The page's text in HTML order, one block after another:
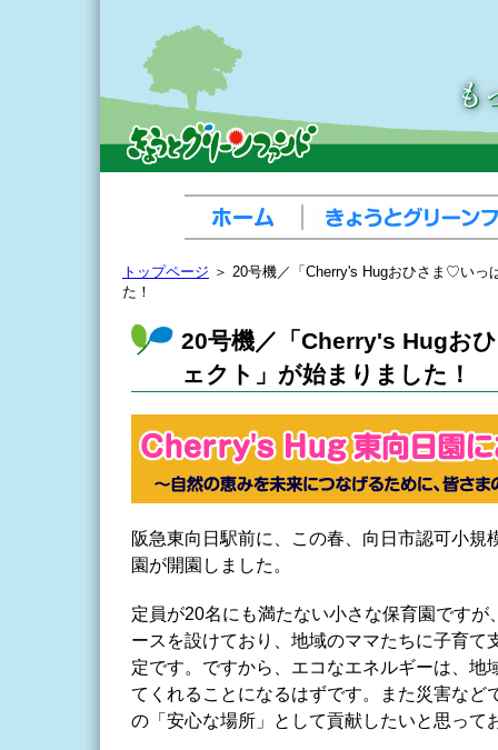
トップページ ＞ 20号機／「Cherry's Hugおひさま♡いっ
た！
20号機／「Cherry's Hugお
ェクト」が始まりました！
阪急東向日駅前に、この春、向日市認可小規
園が開園しました。
定員が20名にも満たない小さな保育園ですが
ースを設けており、地域のママたちに子育て
定です。ですから、エコなエネルギーは、地
てくれることになるはずです。また災害など
の「安心な場所」として貢献したいと思って